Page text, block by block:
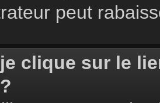
peut
clique sur le